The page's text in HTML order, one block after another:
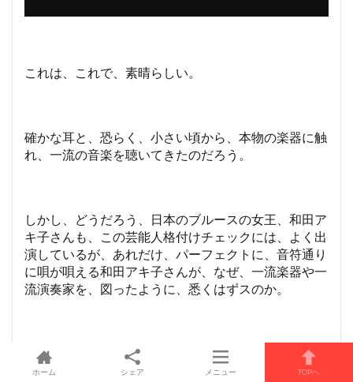
これは、これで、素晴らしい。
確かな耳と、恐らく、小さい頃から、本物の楽器に触
れ、一流の音楽を聴いてきたのだろう。
しかし、どうだろう、日本のブルースの女王、和田ア
キ子さんも、この芸能人格付けチェックには、よく出
演しているが、あれだけ、パーフェクトに、音符通り
に唄が唄える和田アキ子さんが、なぜ、一流楽器や一
流演奏家を、図ったように、悉くはずスのか。
ホーム シェア メニュー TOPへ